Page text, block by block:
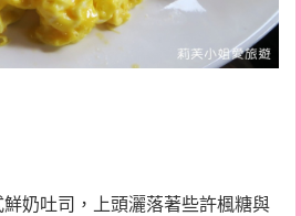
奶吐司，上頭灑落著些許楓糖與